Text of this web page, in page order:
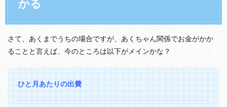
か
？
さ
い
う
ち
は
リ
ハ
ビ
かる
さて、あくまでうちの場合ですが、あくちゃん関係でお金がかか
ることと言えば、今のところは以下がメインかな？
ひと月あたりの出費